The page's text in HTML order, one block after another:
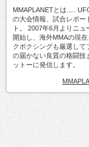
MMAPLANETとは.....
の大会情報、試合レポー
ト。 2007年6月よりニ
開始し、海外MMAの現
クボクシングも厳選して
の届かない良質の格闘技
ットーに発信します。